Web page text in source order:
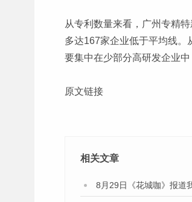
从专利数量来看，广州专精
多达167家企业低于平均线。
要集中在少部分高研发企业中
原文链接
相关文章
8月29日《花城咖》报道